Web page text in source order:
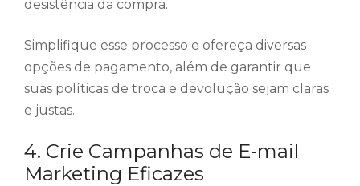
desistência da compra.
Simplifique esse processo e ofereça diversas
opções de pagamento, além de garantir que
suas políticas de troca e devolução sejam claras
e justas.
4. Crie Campanhas de E-mail
Marketing Eficazes